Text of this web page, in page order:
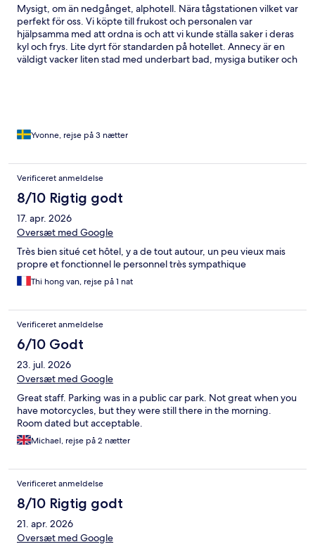
Mysigt, om än nedgånget, alphotell. Nära tågstationen vilket var
perfekt för oss. Vi köpte till frukost och personalen var
hjälpsamma med att ordna is och att vi kunde ställa saker i deras
kyl och frys. Lite dyrt för standarden på hotellet. Annecy är en
väldigt vacker liten stad med underbart bad, mysiga butiker och
Yvonne, rejse på 3 nætter
Verificeret anmeldelse
8/10 Rigtig godt
17. apr. 2026
Oversæt med Google
Très bien situé cet hôtel, y a de tout autour, un peu vieux mais
propre et fonctionnel le personnel très sympathique
Thi hong van, rejse på 1 nat
Verificeret anmeldelse
6/10 Godt
23. jul. 2026
Oversæt med Google
Great staff. Parking was in a public car park. Not great when you
have motorcycles, but they were still there in the morning.
Room dated but acceptable.
Michael, rejse på 2 nætter
Verificeret anmeldelse
8/10 Rigtig godt
21. apr. 2026
Oversæt med Google